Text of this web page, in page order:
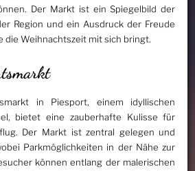
Der Markt ist ein Spiegelbild der
Region und ein Ausdruck der Freude
die Weihnachtszeit mit sich bringt.
in Piesport, einem idyllischen
bietet eine zauberhafte Kulisse für
Der Markt ist zentral gelegen und
Parkmöglichkeiten in der Nähe zur
können entlang der malerischen